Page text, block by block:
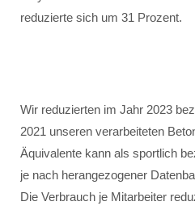
reduzierte sich um 31 Prozent.
Wir reduzierten im Jahr 2023
2021 unseren verarbeiteten
Äquivalente kann als sportlich
je nach herangezogener
Die Verbrauch je Mitarbeiter